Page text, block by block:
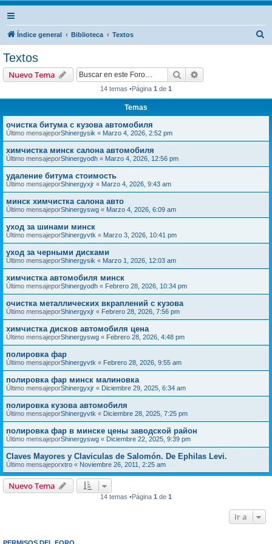
Índice general Biblioteca Textos
Textos
Nuevo Tema Buscar
14 temas •Página 1 de 1
Temas
очистка битума с кузова автомобиля
Último mensajeporShinergysik « Marzo 4, 2026, 2:52 pm
химчистка минск салона автомобиля
Último mensajeporShinergyodh « Marzo 4, 2026, 12:56 pm
удаление битума стоимость
Último mensajeporShinergyxjr « Marzo 4, 2026, 9:43 am
минск химчистка салона авто
Último mensajeporShinergyswg « Marzo 4, 2026, 6:09 am
уход за шинами минск
Último mensajeporShinergyvtk « Marzo 3, 2026, 10:41 pm
уход за черными дисками
Último mensajeporShinergysik « Marzo 1, 2026, 12:03 am
химчистка автомобиля минск
Último mensajeporShinergyodh « Febrero 28, 2026, 10:34 pm
очистка металлических вкраплений с кузова
Último mensajeporShinergyxjr « Febrero 28, 2026, 7:56 pm
химчистка дисков автомобиля цена
Último mensajeporShinergyswg « Febrero 28, 2026, 4:48 pm
полировка фар
Último mensajeporShinergyvtk « Febrero 28, 2026, 9:55 am
полировка фар минск малиновка
Último mensajeporShinergyxjr « Diciembre 29, 2025, 6:34 am
полировка кузова автомобиля
Último mensajeporShinergyvtk « Diciembre 28, 2025, 7:25 pm
полировка фар в минске цены заводской район
Último mensajeporShinergyswg « Diciembre 22, 2025, 9:39 pm
Claves Mayores y Claviculas de Salomón. De Ephilas Levi.
Último mensajeporxtro « Noviembre 26, 2011, 2:25 am
Nuevo Tema
14 temas •Página 1 de 1
Ir a